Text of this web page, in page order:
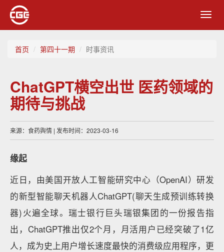
首页 第四十一期 时事资讯
ChatGPT横空出世 医药领域的
期待与挑战
来源：食药舆情 | 发布时间：2023-03-16
缘起
近日，由美国开放人工智能研究中心（OpenAI）研发
的新型智能聊天机器人ChatGPT(聊天生成预训练转换
器)火遍全球。瑞士银行巨头瑞银集团的一份报告指
出，ChatGPT推出仅2个月，月活用户已经突破了1亿
人，成为史上用户增长速度最快的消费级应用程序，更